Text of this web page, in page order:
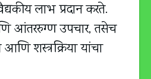
लाभ प्रदान करते.
आंतररुग्ण उपचार, तसेच
शस्त्रक्रिया यांचा